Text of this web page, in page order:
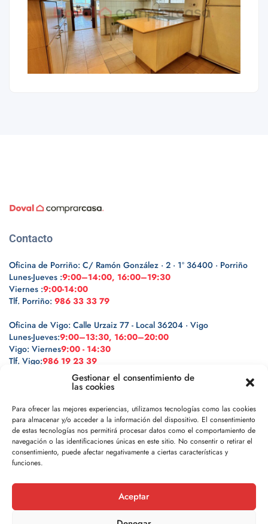
Gestionar el consentimiento de
las cookies
Para ofrecer las mejores experiencias, utilizamos tecnologías como las cookies
para almacenar y/o acceder a la información del dispositivo. El consentimiento
de estas tecnologías nos permitirá procesar datos como el comportamiento de
navegación o las identificaciones únicas en este sitio. No consentir o retirar el
consentimiento, puede afectar negativamente a ciertas características y
funciones.
Aceptar
Contacto
Oficina de Porriño: C/ Ramón González · 2 · 1º 36400 · Porriño
Lunes-Jueves :9:00–14:00, 16:00–19:30
Viernes :9:00-14:00
Tlf. Porriño: 986 33 33 79
Oficina de Vigo: Calle Urzaiz 77 - Local 36204 · Vigo
Lunes-Jueves:9:00–13:30, 16:00–20:00
Vigo: Viernes9:00 - 14:30
Tlf. Vigo:986 19 23 39
Legal
Política de privacidad